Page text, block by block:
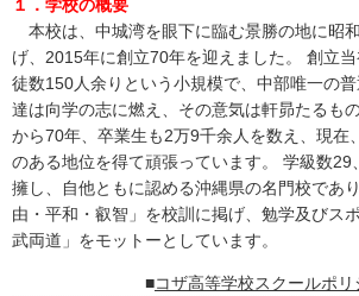
１．学校の概要
本校は、中城湾を眼下に臨む景勝の地に昭
げ、2015年に創立70年を迎えました。 創立
徒数150人余りという小規模で、中部唯一の
達は向学の志に燃え、その意気は軒昴たるも
から70年、卒業生も2万9千余人を数え、現在
のある地位を得て頑張っています。 学級数29
擁し、自他ともに認める沖縄県の名門校であ
由・平和・叡智」を校訓に掲げ、勉学及びス
武両道」をモットーとしています。
コザ高等学校スクールポリ